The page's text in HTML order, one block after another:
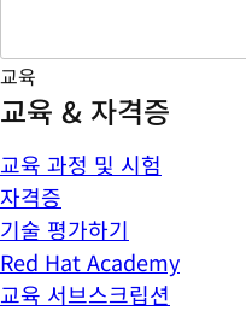
교육
교육 & 자격증
교육 과정 및 시험
자격증
기술 평가하기
Red Hat Academy
교육 서브스크립션